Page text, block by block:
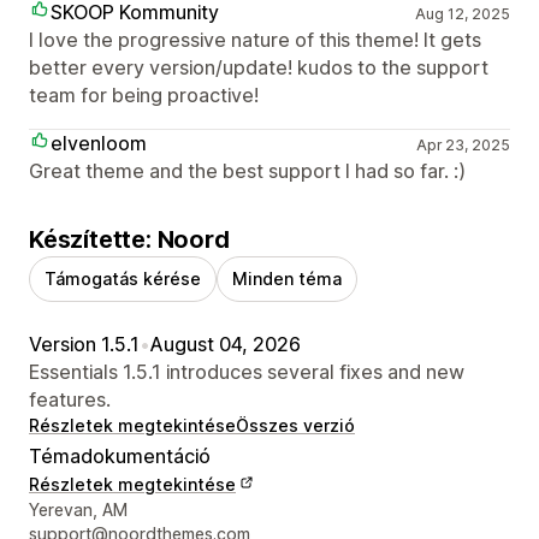
SKOOP Kommunity Aug 12, 2025
I love the progressive nature of this theme! It gets
better every version/update! kudos to the support
team for being proactive!
elvenloom
Apr 23, 2025
Great theme and the best support I had so far. :)
Készítette: Noord
Támogatás kérése Minden téma
Version 1.5.1 •August 04, 2026
Essentials 1.5.1 introduces several fixes and new
features.
Részletek megtekintéseÖsszes verzió
Témadokumentáció
Részletek megtekintése
Dizájner kapcsolattartási adatai
Yerevan, AM
support@noordthemes.com